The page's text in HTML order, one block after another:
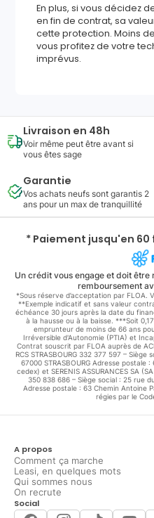
En plus, si vous décidez
en fin de contrat, sa
cette protection. Moins
vous profitez de votre
imprévus.
Livraison en 48h
Voir même peut être avant si
vous êtes sage
Garantie
Vos achats neufs sont garantis 2
ans pour un max de tranquillité
* Paiement jusqu'en
Un crédit vous engage et doit
remboursement
*Sous réserve d’acceptation par FLOA.
**Exemple indicatif et sans valeur
échéance 30 jours après la date du
à la hausse ou à la baisse. ***Soit
emprunteur de moins de 66 ans
Irréversible d'Autonomie (PTIA) et
Contrat souscrit par FLOA auprès de
RCS STRASBOURG 332 377 597 –
67000 STRASBOURG Adresse postale
cedex) et SERENIS ASSURANCES SA
350 838 686 – Siège social : 25 rue
Adresse postale : 63 Chemin Antoine
régies par le
A propos
Comment ça marche
Leasi, en quelques mots
Qui sommes nous
On recrute
Social